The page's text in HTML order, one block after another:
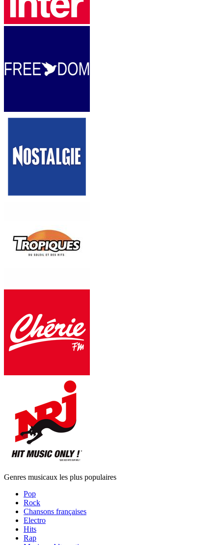
Genres musicaux les plus populaires
Pop
Rock
Chansons françaises
Electro
Hits
Rap